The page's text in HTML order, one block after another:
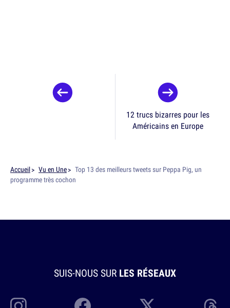
12 trucs bizarres pour les
Américains en Europe
Accueil Vu en Une
Top 13 des meilleurs tweets sur Peppa Pig, un
programme très cochon
SUIS-NOUS SUR LES RÉSEAUX